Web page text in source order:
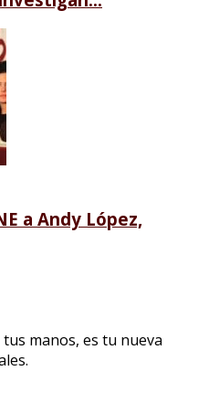
a Andy López,
manos, es tu nueva